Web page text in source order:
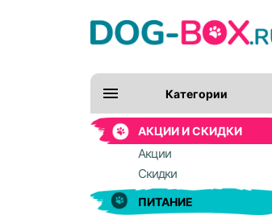
Категории
АКЦИИ И СКИДКИ
Акции
Скидки
ПИТАНИЕ